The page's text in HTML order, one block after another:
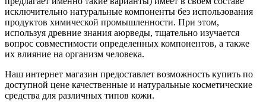
исключительно натуральные компоненты без использования
продуктов химической промышленности. При этом,
используя древние знания аюрведы, тщательно изучается
вопрос совместимости определенных компонентов, а также
их влияние на организм человека.
Наш интернет магазин предоставлет возможность купить по
доступной цене качественные и натуральные косметические
средства для различных типов кожи.